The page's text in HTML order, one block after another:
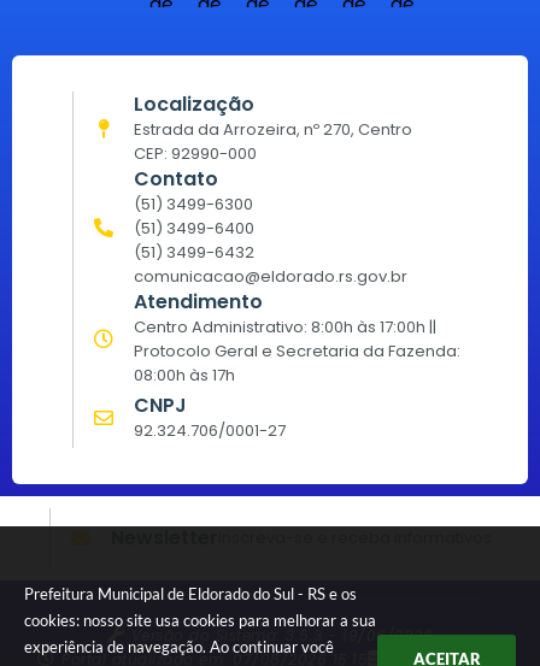
Prefeitura Municipal de Eldorado do Sul - RS e os
cookies: nosso site usa cookies para melhorar a sua
experiência de navegação. Ao continuar você
ACEITAR
Localização
Estrada da Arrozeira, nº 270, Centro
CEP: 92990-000
Contato
(51) 3499-6300
(51) 3499-6400
(51) 3499-6432
comunicacao@eldorado.rs.gov.br
Atendimento
Centro Administrativo: 8:00h às 17:00h ||
Protocolo Geral e Secretaria da Fazenda:
08:00h às 17h
CNPJ
92.324.706/0001-27
Versão do Sistema:
3.5.3 - 19/06/2026
Portal atualizado em: 07/08/2026 15:15 Dados Abertos